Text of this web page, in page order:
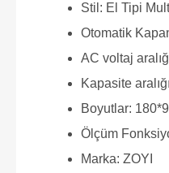
Stil: El Tipi
Otomatik
AC voltaj
Kapasite
Boyutlar:
Ölçüm
Marka: ZOYI